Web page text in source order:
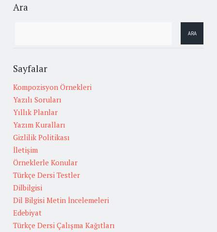
Ara
Sayfalar
Kompozisyon Örnekleri
Yazılı Soruları
Yıllık Planlar
Yazım Kuralları
Gizlilik Politikası
İletişim
Örneklerle Konular
Türkçe Dersi Testler
Dilbilgisi
Dil Bilgisi Metin İncelemeleri
Edebiyat
Türkçe Dersi Çalışma Kağıtları